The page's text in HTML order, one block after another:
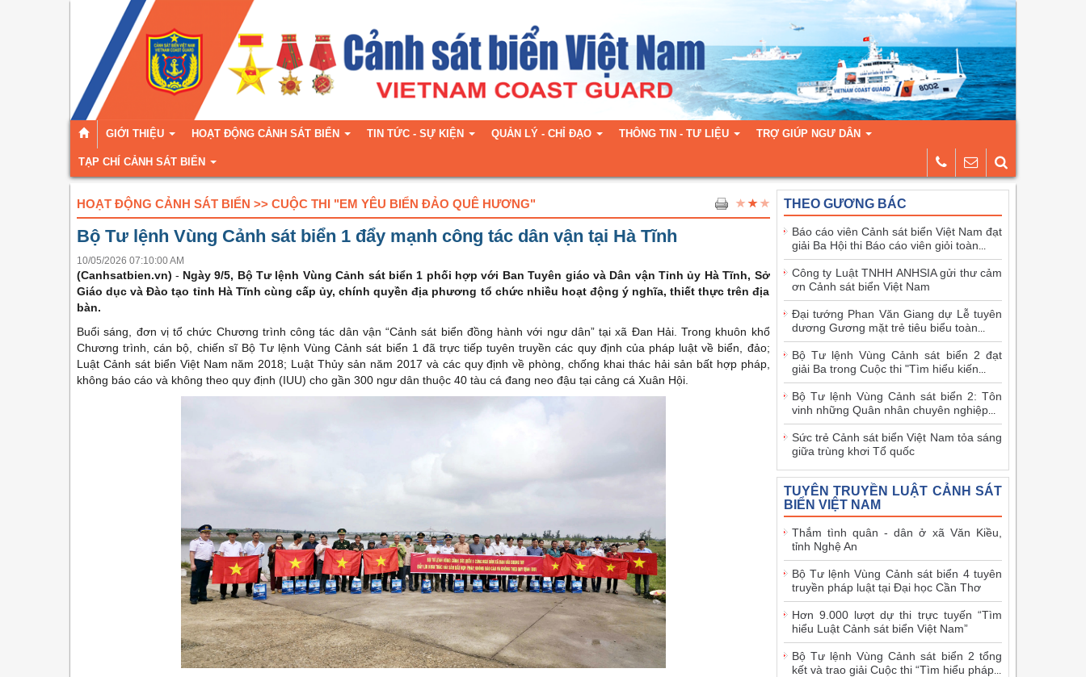
GIỚI THIỆU HOẠT ĐỘNG CẢNH SÁT BIỂN TIN TỨC - SỰ KIỆN QUẢN LÝ - CHỈ ĐẠO THÔNG TIN - TƯ LIỆU TRỢ GIÚP NGƯ DÂN
TẠP CHÍ CẢNH SÁT BIỂN
HOẠT ĐỘNG CẢNH SÁT BIỂN >> CUỘC THI "EM YÊU BIỂN ĐẢO QUÊ HƯƠNG"
Bộ Tư lệnh Vùng Cảnh sát biển 1 đẩy mạnh công tác dân vận tại Hà Tĩnh
10/05/2026 07:10:00 AM
(Canhsatbien.vn) - Ngày 9/5, Bộ Tư lệnh Vùng Cảnh sát biển 1 phối hợp với Ban Tuyên giáo và Dân vận Tỉnh ủy Hà Tĩnh, Sở
Giáo dục và Đào tạo tỉnh Hà Tĩnh cùng cấp ủy, chính quyền địa phương tổ chức nhiều hoạt động ý nghĩa, thiết thực trên địa
bàn.
Buổi sáng, đơn vị tổ chức Chương trình công tác dân vận “Cảnh sát biển đồng hành với ngư dân” tại xã Đan Hải. Trong khuôn khổ
Chương trình, cán bộ, chiến sĩ Bộ Tư lệnh Vùng Cảnh sát biển 1 đã trực tiếp tuyên truyền các quy định của pháp luật về biển, đảo;
Luật Cảnh sát biển Việt Nam năm 2018; Luật Thủy sản năm 2017 và các quy định về phòng, chống khai thác hải sản bất hợp pháp,
không báo cáo và không theo quy định (IUU) cho gần 300 ngư dân thuộc 40 tàu cá đang neo đậu tại cảng cá Xuân Hội.
THEO GƯƠNG BÁC
Báo cáo viên Cảnh sát biển Việt Nam đạt
giải Ba Hội thi Báo cáo viên giỏi toàn
Công ty Luật TNHH ANHSIA gửi thư cảm
ơn Cảnh sát biển Việt Nam
Đại tướng Phan Văn Giang dự Lễ tuyên
dương Gương mặt trẻ tiêu biểu toàn
Bộ Tư lệnh Vùng Cảnh sát biển 2 đạt
giải Ba trong Cuộc thi "Tìm hiểu kiến
Bộ Tư lệnh Vùng Cảnh sát biển 2: Tôn
vinh những Quân nhân chuyên nghiệp...
Sức trẻ Cảnh sát biển Việt Nam tỏa sáng
giữa trùng khơi Tổ quốc
TUYÊN TRUYỀN LUẬT CẢNH SÁT
BIỂN VIỆT NAM
Thắm tình quân - dân ở xã Văn Kiều,
tỉnh Nghệ An
Bộ Tư lệnh Vùng Cảnh sát biển 4 tuyên
truyền pháp luật tại Đại học Cần Thơ
Hơn 9.000 lượt dự thi trực tuyến “Tìm
hiểu Luật Cảnh sát biển Việt Nam”
Bộ Tư lệnh Vùng Cảnh sát biển 2 tổng
kết và trao giải Cuộc thi “Tìm hiểu pháp...